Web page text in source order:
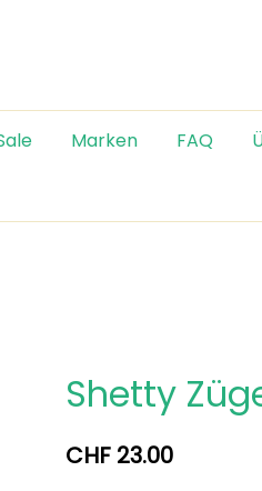
Marken FAQ
Shetty
CHF 23.00